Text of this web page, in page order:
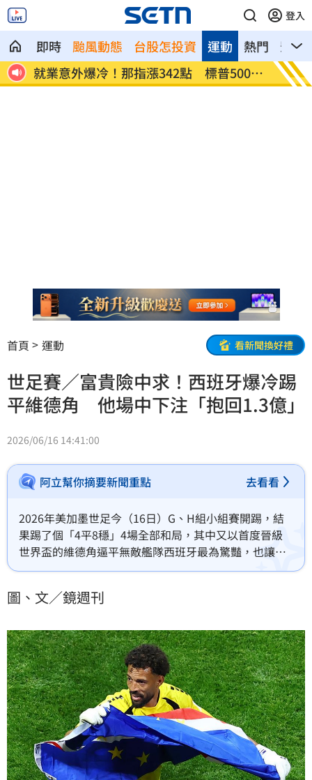
登入
即時 颱風動態 台股怎投資 熱門 影音
運動
炸
就業意外爆冷！那指漲342點 標普500新
高
美通
關稅
首頁 運動 看新聞換好禮
世足賽／富貴險中求！西班牙爆冷踢
平維德角 他場中下注「抱回1.3億」
2026/06/16 14:41:00
阿立幫你摘要新聞重點 去看看
2026年美加墨世足今（16日）G、H組小組賽開踢，結
果踢了個「4平8穩」4場全部和局，其中又以首度晉級
世界盃的維德角逼平無敵艦隊西班牙最為驚豔，也讓不
少重押西班牙贏球的球迷崩潰。
圖、文／鏡週刊